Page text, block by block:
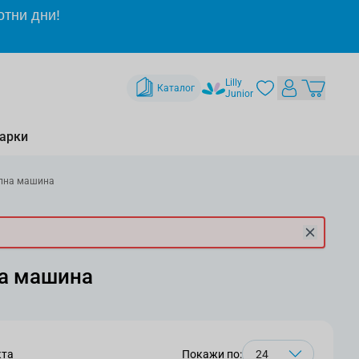
дни!
Каталог
Lilly
Junior
машина
машина
Покажи по: